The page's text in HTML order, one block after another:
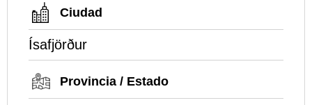
Ciudad
Ísafjörður
Provincia / Estado